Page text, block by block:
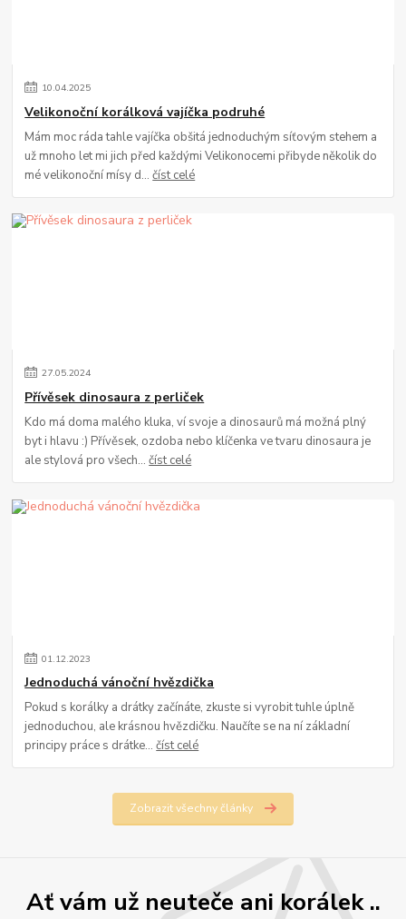
10.04.2025
Velikonoční korálková vajíčka podruhé
Mám moc ráda tahle vajíčka obšitá jednoduchým síťovým stehem a
už mnoho let mi jich před každými Velikonocemi přibyde několik do
mé velikonoční mísy d...číst celé
27.05.2024
Přívěsek dinosaura z perliček
Kdo má doma malého kluka, ví svoje a dinosaurů má možná plný
byt i hlavu :) Přívěsek, ozdoba nebo klíčenka ve tvaru dinosaura je
ale stylová pro všech...číst celé
01.12.2023
Jednoduchá vánoční hvězdička
Pokud s korálky a drátky začínáte, zkuste si vyrobit tuhle úplně
jednoduchou, ale krásnou hvězdičku. Naučíte se na ní základní
principy práce s drátke...číst celé
Zobrazit všechny články
Ať vám už neuteče ani korálek ..